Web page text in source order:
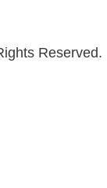
Reserved.